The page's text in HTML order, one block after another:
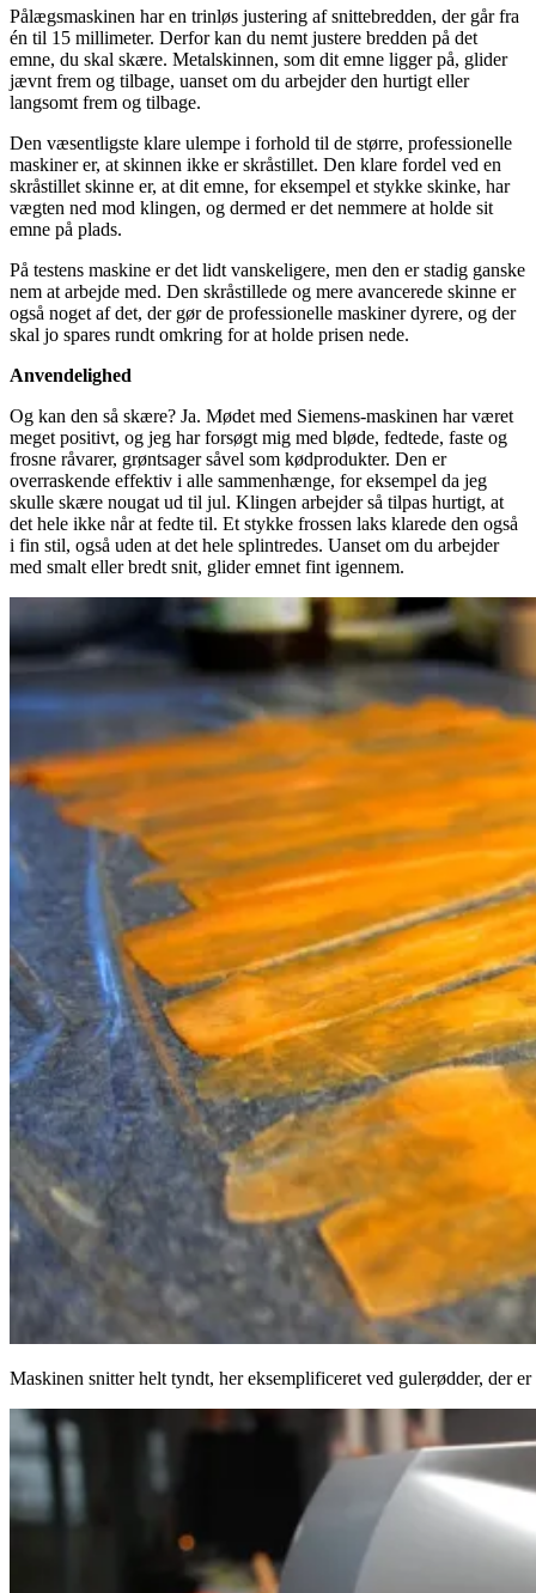
Pålægsmaskinen har en trinløs justering af snittebredden, der går fra
én til 15 millimeter. Derfor kan du nemt justere bredden på det
emne, du skal skære. Metalskinnen, som dit emne ligger på, glider
jævnt frem og tilbage, uanset om du arbejder den hurtigt eller
langsomt frem og tilbage.
Den væsentligste klare ulempe i forhold til de større, professionelle
maskiner er, at skinnen ikke er skråstillet. Den klare fordel ved en
skråstillet skinne er, at dit emne, for eksempel et stykke skinke, har
vægten ned mod klingen, og dermed er det nemmere at holde sit
emne på plads.
På testens maskine er det lidt vanskeligere, men den er stadig ganske
nem at arbejde med. Den skråstillede og mere avancerede skinne er
også noget af det, der gør de professionelle maskiner dyrere, og der
skal jo spares rundt omkring for at holde prisen nede.
Anvendelighed
Og kan den så skære? Ja. Mødet med Siemens-maskinen har været
meget positivt, og jeg har forsøgt mig med bløde, fedtede, faste og
frosne råvarer, grøntsager såvel som kødprodukter. Den er
overraskende effektiv i alle sammenhænge, for eksempel da jeg
skulle skære nougat ud til jul. Klingen arbejder så tilpas hurtigt, at
det hele ikke når at fedte til. Et stykke frossen laks klarede den også
i fin stil, også uden at det hele splintredes. Uanset om du arbejder
med smalt eller bredt snit, glider emnet fint igennem.
Maskinen snitter helt tyndt, her eksemplificeret ved gulerødder, der er